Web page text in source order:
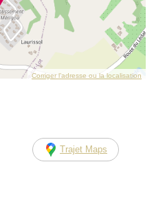
Corriger l’adresse ou la localisation
Trajet Maps